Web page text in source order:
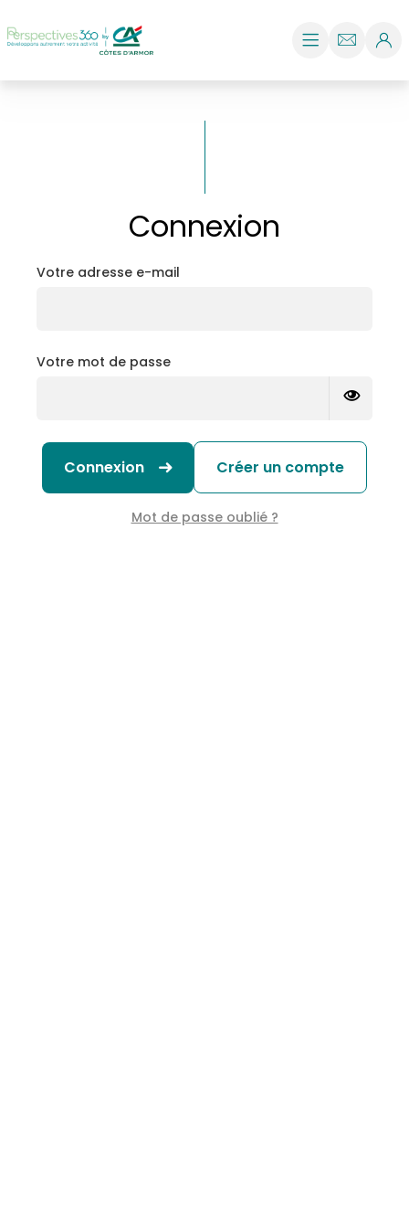
Perspectives 360 PRO Développons autrement votre
Ouvrir le menu
Nous
Connexion
Votre adresse e-mail
Votre mot de passe
Voir le
Connexion Créer un compte
Mot de passe oublié ?